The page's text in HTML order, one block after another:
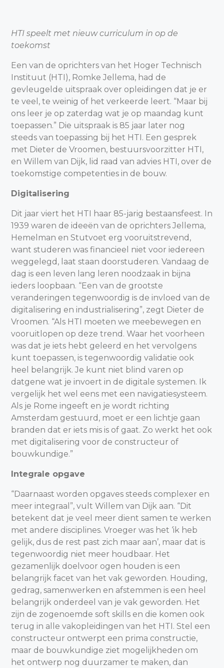
HTI speelt met nieuw curriculum in op de
toekomst
Een van de oprichters van het Hoger Technisch
Instituut (HTI), Romke Jellema, had de
gevleugelde uitspraak over opleidingen dat je er
te veel, te weinig of het verkeerde leert. “Maar bij
ons leer je op zaterdag wat je op maandag kunt
toepassen.” Die uitspraak is 85 jaar later nog
steeds van toepassing bij het HTI. Een gesprek
met Dieter de Vroomen, bestuursvoorzitter HTI,
en Willem van Dijk, lid raad van advies HTI, over de
toekomstige competenties in de bouw.
Digitalisering
Dit jaar viert het HTI haar 85-jarig bestaansfeest. In
1939 waren de ideeën van de oprichters Jellema,
Hemelman en Stutvoet erg vooruitstrevend,
want studeren was financieel niet voor iedereen
weggelegd, laat staan doorstuderen. Vandaag de
dag is een leven lang leren noodzaak in bijna
ieders loopbaan. “Een van de grootste
veranderingen tegenwoordig is de invloed van de
digitalisering en industrialisering”, zegt Dieter de
Vroomen. “Als HTI moeten we meebewegen en
vooruitlopen op deze trend. Waar het voorheen
was dat je iets hebt geleerd en het vervolgens
kunt toepassen, is tegenwoordig validatie ook
heel belangrijk. Je kunt niet blind varen op
datgene wat je invoert in de digitale systemen. Ik
vergelijk het wel eens met een navigatiesysteem.
Als je Rome ingeeft en je wordt richting
Amsterdam gestuurd, moet er een lichtje gaan
branden dat er iets mis is of gaat. Zo werkt het ook
met digitalisering voor de constructeur of
bouwkundige.”
Integrale opgave
“Daarnaast worden opgaves steeds complexer en
meer integraal”, vult Willem van Dijk aan. “Dit
betekent dat je veel meer dient samen te werken
met andere disciplines. Vroeger was het ‘ik heb
gelijk, dus de rest past zich maar aan’, maar dat is
tegenwoordig niet meer houdbaar. Het
gezamenlijk doelvoor ogen houden is een
belangrijk facet van het vak geworden. Houding,
gedrag, samenwerken en afstemmen is een heel
belangrijk onderdeel van je vak geworden. Het
zijn de zogenoemde soft skills en die komen ook
terug in alle vakopleidingen van het HTI. Stel een
constructeur ontwerpt een prima constructie,
maar de bouwkundige ziet mogelijkheden om
het ontwerp nog duurzamer te maken, dan